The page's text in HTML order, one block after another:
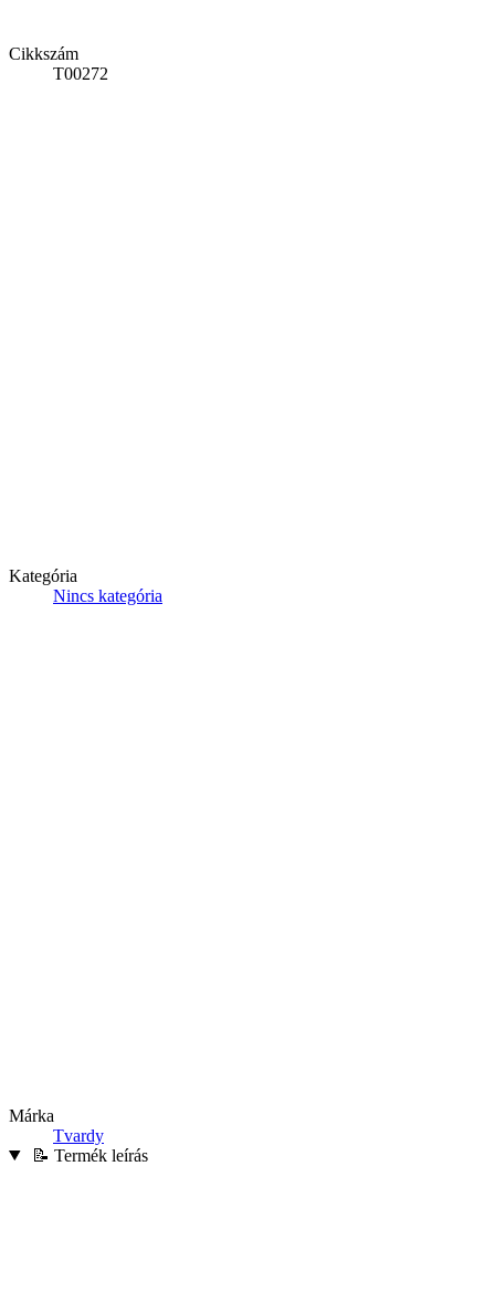
Cikkszám
T00272
Kategória
Nincs kategória
Márka
Tvardy
📝 Termék leírás